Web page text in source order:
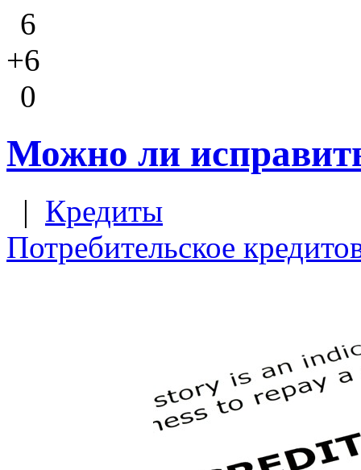
6
+6
0
Можно ли
| Кредиты
Потребительское